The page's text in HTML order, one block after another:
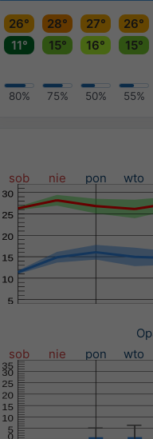
26° 28° 27°
26°
11°
15° 16° 15°
80% 75% 50% 55%
sob nie pon wto
sob
nie pon wto